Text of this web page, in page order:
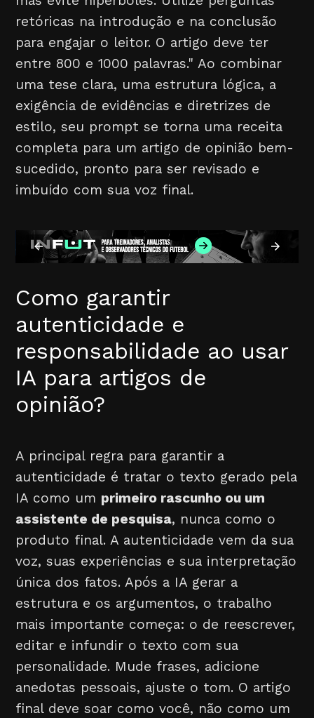
retóricas na introdução e na conclusão
para engajar o leitor. O artigo deve ter
entre 800 e 1000 palavras." Ao combinar
uma tese clara, uma estrutura lógica, a
exigência de evidências e diretrizes de
estilo, seu prompt se torna uma receita
completa para um artigo de opinião bem-
sucedido, pronto para ser revisado e
imbuído com sua voz final.
Como garantir
autenticidade e
responsabilidade ao usar
IA para artigos de
opinião?
A principal regra para garantir a
autenticidade é tratar o texto gerado pela
IA como um primeiro rascunho ou um
assistente de pesquisa, nunca como o
produto final. A autenticidade vem da sua
voz, suas experiências e sua interpretação
única dos fatos. Após a IA gerar a
estrutura e os argumentos, o trabalho
mais importante começa: o de reescrever,
editar e infundir o texto com sua
personalidade. Mude frases, adicione
anedotas pessoais, ajuste o tom. O artigo
final deve soar como você, não como um